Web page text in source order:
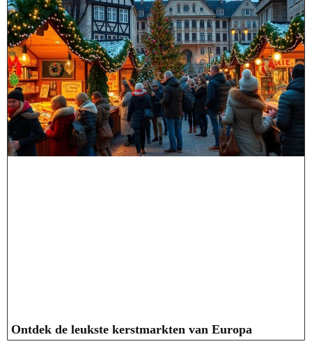
Ontdek de leukste kerstmarkten van Europa